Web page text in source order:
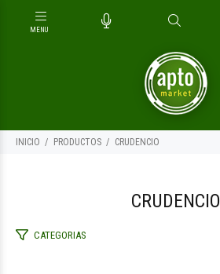
INICIO PRODUCTOS CRUDENCIO
CRUDENCIO
CATEGORIAS